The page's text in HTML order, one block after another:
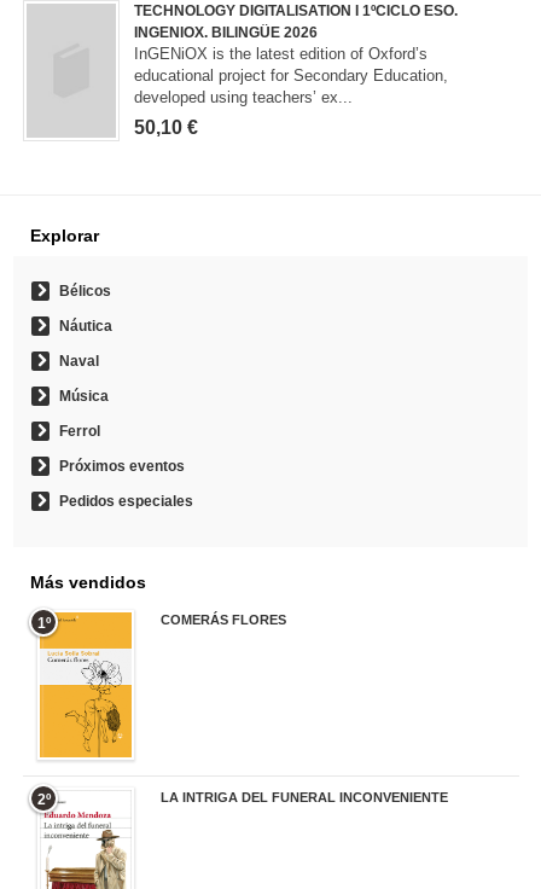
TECHNOLOGY DIGITALISATION I 1ºCICLO ESO.
INGENIOX. BILINGÜE 2026
InGENiOX is the latest edition of Oxford’s
educational project for Secondary Education,
developed using teachers’ ex...
50,10 €
Explorar
Bélicos
Náutica
Naval
Música
Ferrol
Próximos eventos
Pedidos especiales
Más vendidos
1º COMERÁS FLORES
2º LA INTRIGA DEL FUNERAL INCONVENIENTE